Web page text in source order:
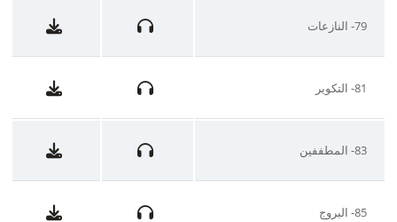
79- النازعات
81- التكوير
83- المطففين
85- البروج